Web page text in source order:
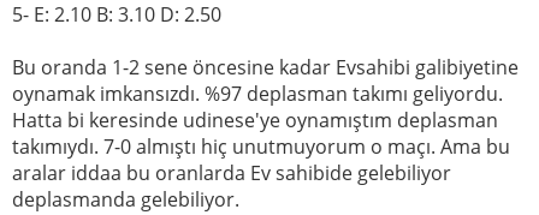
5- E: 2.10 B: 3.10 D: 2.50
Bu oranda 1-2 sene öncesine kadar Evsahibi galibiyetine
oynamak imkansızdı. %97 deplasman takımı geliyordu.
Hatta bi keresinde udinese'ye oynamıştım deplasman
takımıydı. 7-0 almıştı hiç unutmuyorum o maçı. Ama bu
aralar iddaa bu oranlarda Ev sahibide gelebiliyor
deplasmanda gelebiliyor.